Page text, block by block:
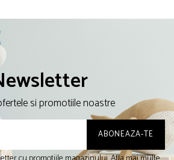
si promotiile noastre